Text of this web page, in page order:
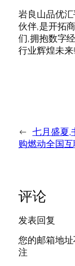
岩良山品优
伙伴,是开拓
们,拥抱数字
行业辉煌未来!
← 七月盛夏,
购燃动全国
评论
发表回复
您的邮箱地址
注